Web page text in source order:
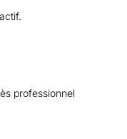
professionnel